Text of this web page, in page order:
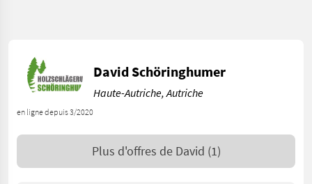
en ligne depuis 3/2020
David Schöringhumer
Haute-Autriche, Autriche
Plus d'offres de David (1)